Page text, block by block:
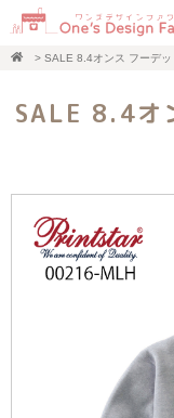
> SALE 8.4オンス フーデッ
SALE 8.4オ